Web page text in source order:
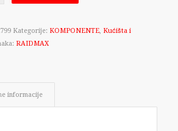
Kategorije: KOMPONENTE, Kućišta i
RAIDMAX
informacije